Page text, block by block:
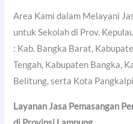
Area Kami dalam Melayani
untuk Sekolah di Prov.
: Kab. Bangka Barat,
Tengah, Kabupaten Bangka,
Belitung, serta Kota
Layanan Jasa Pemasangan